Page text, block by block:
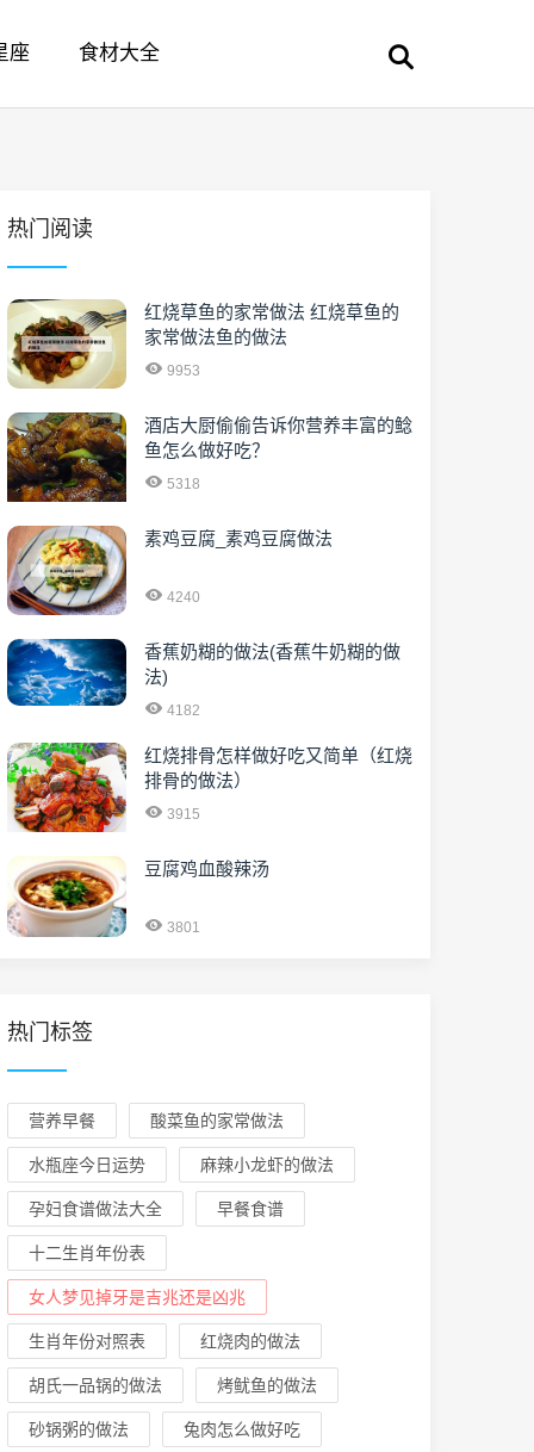
座 食材大全
热门阅读
红烧草鱼的家常做法 红烧草鱼的
家常做法鱼的做法
9953
酒店大厨偷偷告诉你营养丰富的鲶
鱼怎么做好吃？
5318
素鸡豆腐_素鸡豆腐做法
4240
香蕉奶糊的做法(香蕉牛奶糊的做
法)
4182
红烧排骨怎样做好吃又简单（红烧
排骨的做法）
3915
豆腐鸡血酸辣汤
3801
热门标签
营养早餐 酸菜鱼的家常做法
水瓶座今日运势 麻辣小龙虾的做法
孕妇食谱做法大全 早餐食谱
十二生肖年份表
女人梦见掉牙是吉兆还是凶兆
生肖年份对照表 红烧肉的做法
胡氏一品锅的做法 烤鱿鱼的做法
砂锅粥的做法 兔肉怎么做好吃